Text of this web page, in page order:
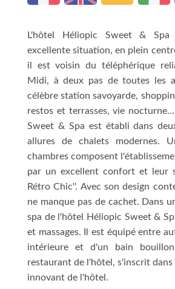
L'hôtel Héliopic Sweet & Spa
excellente situation, en plein
il est voisin du téléphérique
Midi, à deux pas de toutes les
célèbre station savoyarde,
restos et terrasses, vie
Sweet & Spa est établi dans
allures de chalets modernes.
chambres composent
par un excellent confort et leur
Rétro Chic''. Avec son design
ne manque pas de cachet. Dans
spa de l'hôtel Héliopic Sweet &
et massages. Il est équipé entre
intérieure et d'un bain
restaurant de l'hôtel, s'inscrit
innovant de l'hôtel.